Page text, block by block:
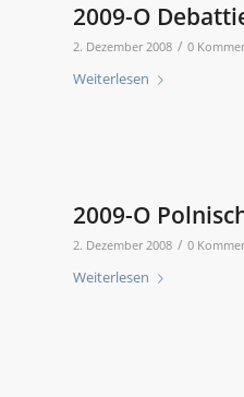
2009-O
2. Dezember 2008 / 0
Weiterlesen
2009-O
2. Dezember 2008 / 0
Weiterlesen